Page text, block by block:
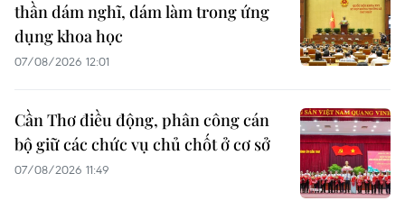
thần dám nghĩ, dám làm trong ứng
dụng khoa học
07/08/2026 12:01
Cần Thơ điều động, phân công cán
bộ giữ các chức vụ chủ chốt ở cơ sở
07/08/2026 11:49